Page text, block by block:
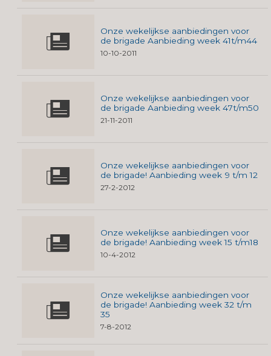
Onze wekelijkse aanbiedingen voor
de brigade Aanbieding week 41t/m44
10-10-2011
Onze wekelijkse aanbiedingen voor
de brigade Aanbieding week 47t/m50
21-11-2011
Onze wekelijkse aanbiedingen voor
de brigade! Aanbieding week 9 t/m 12
27-2-2012
Onze wekelijkse aanbiedingen voor
de brigade! Aanbieding week 15 t/m18
10-4-2012
Onze wekelijkse aanbiedingen voor
de brigade! Aanbieding week 32 t/m
35
7-8-2012